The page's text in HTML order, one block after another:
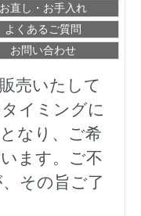
お直し・お手入れ
よくあるご質問
お問い合わせ
売いたして
イミングに
なり、ご希
ます。ご不
その旨ご了